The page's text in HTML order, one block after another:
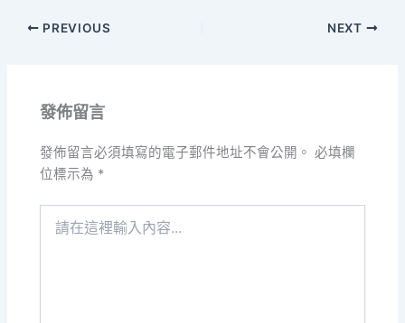
PREVIOUS NEXT
發佈留言
發佈留言必須填寫的電子郵件地址不會公開。 必填欄
位標示為 *